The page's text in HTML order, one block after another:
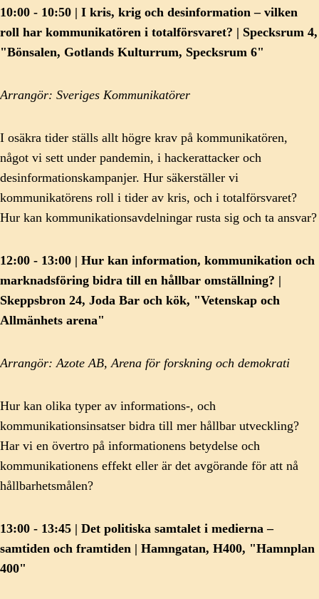
10:00 - 10:50 | I kris, krig och desinformation – vilken
roll har kommunikatören i totalförsvaret? | Specksrum 4,
"Bönsalen, Gotlands Kulturrum, Specksrum 6"
Arrangör: Sveriges Kommunikatörer
I osäkra tider ställs allt högre krav på kommunikatören,
något vi sett under pandemin, i hackerattacker och
desinformationskampanjer. Hur säkerställer vi
kommunikatörens roll i tider av kris, och i totalförsvaret?
Hur kan kommunikationsavdelningar rusta sig och ta ansvar?
12:00 - 13:00 | Hur kan information, kommunikation och
marknadsföring bidra till en hållbar omställning? |
Skeppsbron 24, Joda Bar och kök, "Vetenskap och
Allmänhets arena"
Arrangör: Azote AB, Arena för forskning och demokrati
Hur kan olika typer av informations-, och
kommunikationsinsatser bidra till mer hållbar utveckling?
Har vi en övertro på informationens betydelse och
kommunikationens effekt eller är det avgörande för att nå
hållbarhetsmålen?
13:00 - 13:45 | Det politiska samtalet i medierna –
samtiden och framtiden | Hamngatan, H400, "Hamnplan
400"